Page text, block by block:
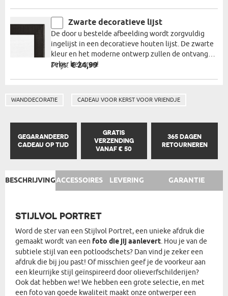
Zwarte decoratieve lijst
De door u bestelde afbeelding wordt zorgvuldig
ingelijst in een decoratieve houten lijst. De zwarte
kleur en het moderne ontwerp zullen de ontvanger
zeker bekoren!
Prijs:€ 24,99
WANDDECORATIE CADEAU VOOR KERST VOOR VRIENDJE
GEGARANDEERD
CADEAU OP TIJD
GRATIS
VERZENDING
VANAF € 50
365 DAGEN
RETOURNEREN
BESCHRIJVINGACCESSOIRES LEVERING GARANTIE
STIJLVOL PORTRET
Word de ster van een Stijlvol Portret, een unieke afdruk die
gemaakt wordt van een foto die jij aanlevert. Hou je van de
subtiele stijl van een potloodschets? Dan vind je zeker een
afdruk die bij jou past! Of misschien geef je de voorkeur aan
een kleurrijke stijl geïnspireerd door olieverfschilderijen?
Ook dat hebben we! We hebben een grote selectie, en met
een foto van goede kwaliteit maakt onze ontwerper een